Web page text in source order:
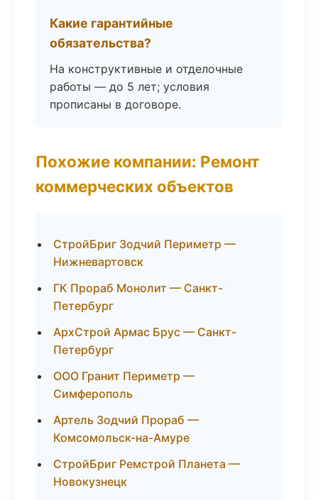
Какие гарантийные
обязательства?
На конструктивные и отделочные
работы — до 5 лет; условия
прописаны в договоре.
Похожие компании: Ремонт
коммерческих объектов
СтройБриг Зодчий Периметр —
Нижневартовск
ГК Прораб Монолит — Санкт-
Петербург
АрхСтрой Армас Брус — Санкт-
Петербург
ООО Гранит Периметр —
Симферополь
Артель Зодчий Прораб —
Комсомольск-на-Амуре
СтройБриг Ремстрой Планета —
Новокузнецк